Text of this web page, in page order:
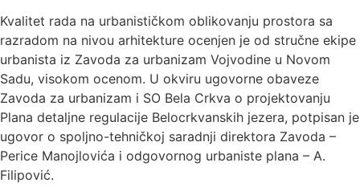
Kvalitet rada na urbanističkom oblikovanju prostora sa
razradom na nivou arhitekture ocenjen je od stručne ekipe
urbanista iz Zavoda za urbanizam Vojvodine u Novom
Sadu, visokom ocenom. U okviru ugovorne obaveze
Zavoda za urbanizam i SO Bela Crkva o projektovanju
Plana detaljne regulacije Belocrkvanskih jezera, potpisan je
ugovor o spoljno-tehničkoj saradnji direktora Zavoda –
Perice Manojlovića i odgovornog urbaniste plana – A.
Filipović.